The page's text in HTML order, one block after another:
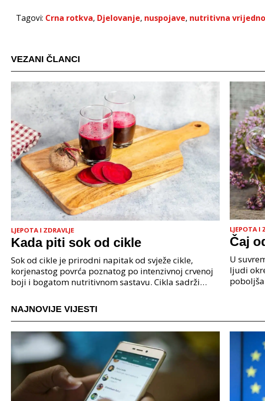
Tagovi: Crna rotkva, Djelovanje, nuspojave, nutritivna
VEZANI ČLANCI
LJEPOTA I ZDRAVLJE
Kada piti sok od cikle
Sok od cikle je prirodni napitak od svježe cikle,
korjenastog povrća poznatog po intenzivnoj crvenoj
boji i bogatom nutritivnom sastavu. Cikla sadrži
LJEPOTA I
Čaj
U
ljudi
NAJNOVIJE VIJESTI